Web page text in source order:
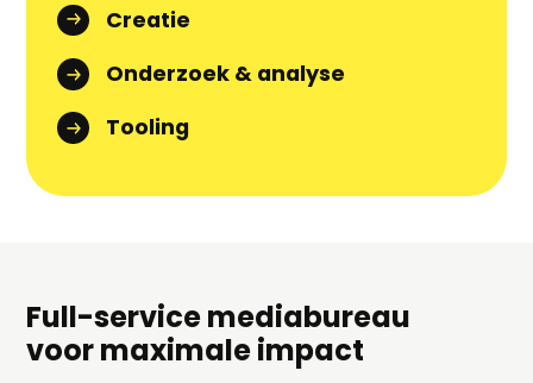
Creatie
Onderzoek & analyse
Tooling
Full-service mediabureau
voor maximale impact